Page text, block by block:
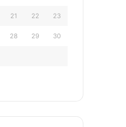
21 22 23
28 29 30